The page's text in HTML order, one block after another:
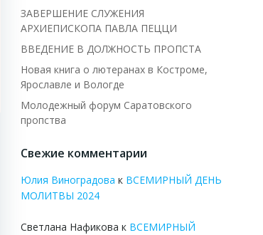
ЗАВЕРШЕНИЕ СЛУЖЕНИЯ
АРХИЕПИСКОПА ПАВЛА ПЕЦЦИ
ВВЕДЕНИЕ В ДОЛЖНОСТЬ ПРОПСТА
Новая книга о лютеранах в Костроме,
Ярославле и Вологде
Молодежный форум Саратовского
пропства
Свежие комментарии
Юлия Виноградова к ВСЕМИРНЫЙ ДЕНЬ
МОЛИТВЫ 2024
Светлана Нафикова к ВСЕМИРНЫЙ